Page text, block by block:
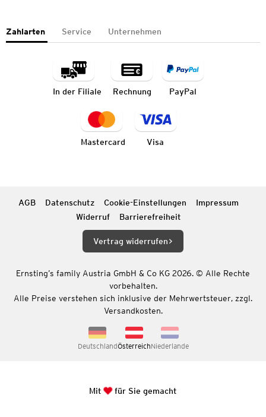
Zahlarten Service Unternehmen
In der Filiale Rechnung PayPal
Mastercard Visa
AGB Datenschutz Cookie-Einstellungen
Impressum
Widerruf
Barrierefreiheit
Vertrag widerrufen
Ernsting’s family Austria GmbH & Co KG 2026. © Alle Rechte
vorbehalten.
Alle Preise verstehen sich inklusive der Mehrwertsteuer, zzgl.
Versandkosten.
DeutschlandÖsterreichNiederlande
Mit für Sie gemacht